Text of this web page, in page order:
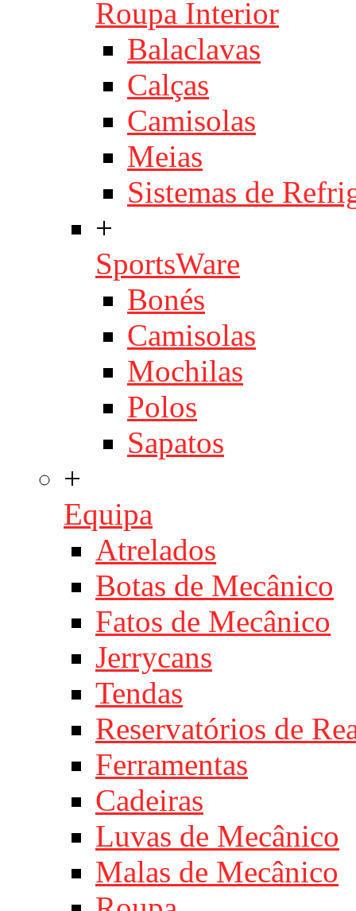
Roupa Interior
Balaclavas
Calças
Camisolas
Meias
Sistemas de
+
SportsWare
Bonés
Camisolas
Mochilas
Polos
Sapatos
+
Equipa
Atrelados
Botas de Mecânico
Fatos de Mecânico
Jerrycans
Tendas
Reservatórios de
Ferramentas
Cadeiras
Luvas de Mecânico
Malas de Mecânico